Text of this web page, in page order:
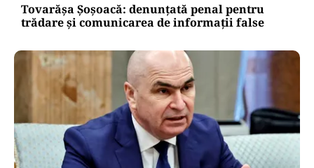
Tovarășa Șoșoacă: denunțată penal pentru
trădare și comunicarea de informații false